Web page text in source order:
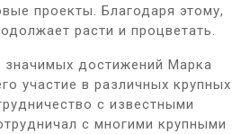
проекты. Благодаря этому,
расти и процветать.
достижений Марка
участие в различных крупных
с известными
с многими крупными